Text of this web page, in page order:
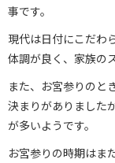
事です。
現代は日付にこだわ
体調が良く、家族の
また、お宮参りのと
決まりがありました
が多いようです。
お宮参りの時期はま